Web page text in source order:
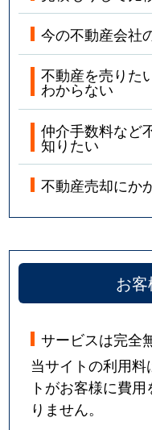
今の不動産会社
不動産を売りた
わからない
仲介手数料など
知りたい
不動産売却にか
お
サービスは完全
当サイトの利用
トがお客様に費
りません。